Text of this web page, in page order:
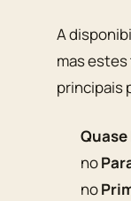
A
mas
principais
no
no